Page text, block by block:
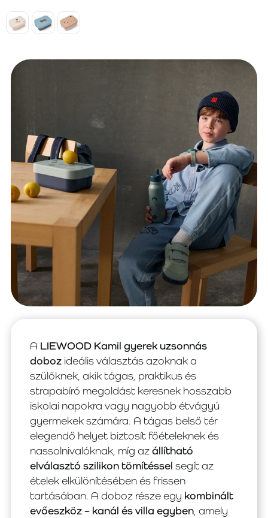
A LIEWOOD Kamil gyerek uzsonnás
doboz ideális választás azoknak a
szülőknek, akik tágas, praktikus és
strapabíró megoldást keresnek hosszabb
iskolai napokra vagy nagyobb étvágyú
gyermekek számára. A tágas belső tér
elegendő helyet biztosít főételeknek és
nassolnivalóknak, míg azállítható
elválasztó szilikon tömítéssel segít az
ételek elkülönítésében és frissen
tartásában. A doboz része egy kombinált
evőeszköz – kanál és villa egyben , amely